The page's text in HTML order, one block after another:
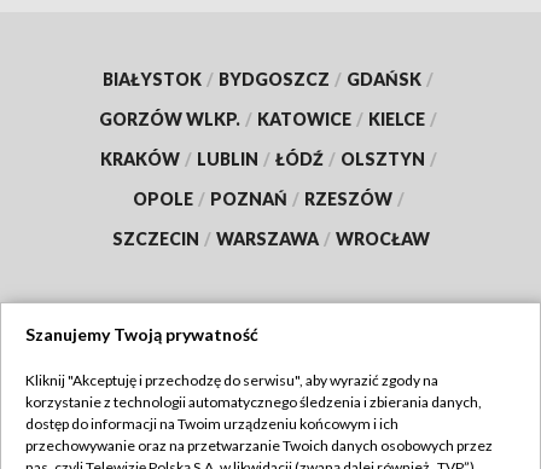
BIAŁYSTOK / BYDGOSZCZ / GDAŃSK /
GORZÓW WLKP. / KATOWICE / KIELCE /
KRAKÓW / LUBLIN / ŁÓDŹ / OLSZTYN /
OPOLE / POZNAŃ / RZESZÓW /
SZCZECIN / WARSZAWA / WROCŁAW
TVP
Abonament TVP
Regulamin TVP
Szanujemy Twoją prywatność
Kliknij "Akceptuję i przechodzę do serwisu", aby wyrazić zgody na
korzystanie z technologii automatycznego śledzenia i zbierania danych,
dostęp do informacji na Twoim urządzeniu końcowym i ich
przechowywanie oraz na przetwarzanie Twoich danych osobowych przez